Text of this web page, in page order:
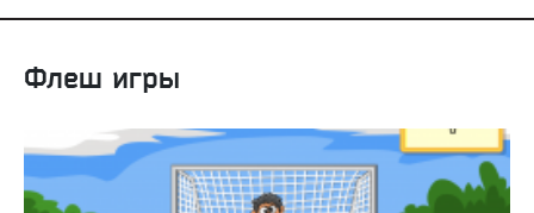
Флеш игры